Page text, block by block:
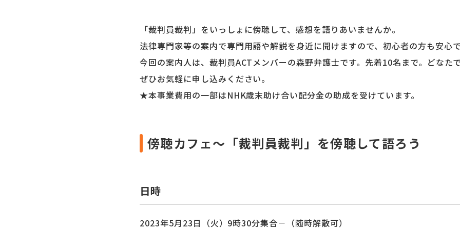
「裁判員裁判」をいっしょに傍聴して、感想を語りあいませんか。
法律専門家等の案内で専門用語や解説を身近に聞けますので、初心者の方も安心で
今回の案内人は、裁判員ACTメンバーの森野弁護士です。先着10名まで。どなた
ぜひお気軽に申し込みください。
★本事業費用の一部はNHK歳末助け合い配分金の助成を受けています。
傍聴カフェ～「裁判員裁判」を傍聴して語ろう
日時
2023年5月23日（火）9時30分集合－（随時解散可）